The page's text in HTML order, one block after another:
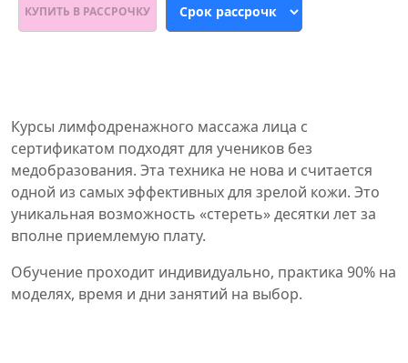
КУПИТЬ В РАССРОЧКУ
Курсы лимфодренажного массажа лица с
сертификатом подходят для учеников без
медобразования. Эта техника не нова и считается
одной из самых эффективных для зрелой кожи. Это
уникальная возможность «стереть» десятки лет за
вполне приемлемую плату.
Обучение проходит индивидуально, практика 90% на
моделях, время и дни занятий на выбор.